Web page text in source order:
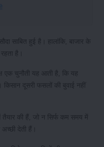
साबित हुई है। हालांकि, बाजार के
है।
एक चुनौती यह आती है, कि यह
दूसरी फसलों की बुवाई नहीं
तैयार की हैं, जो न सिर्फ कम समय में
देती हैं।